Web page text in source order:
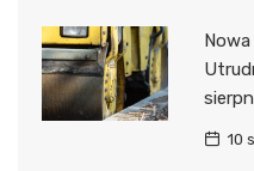
10